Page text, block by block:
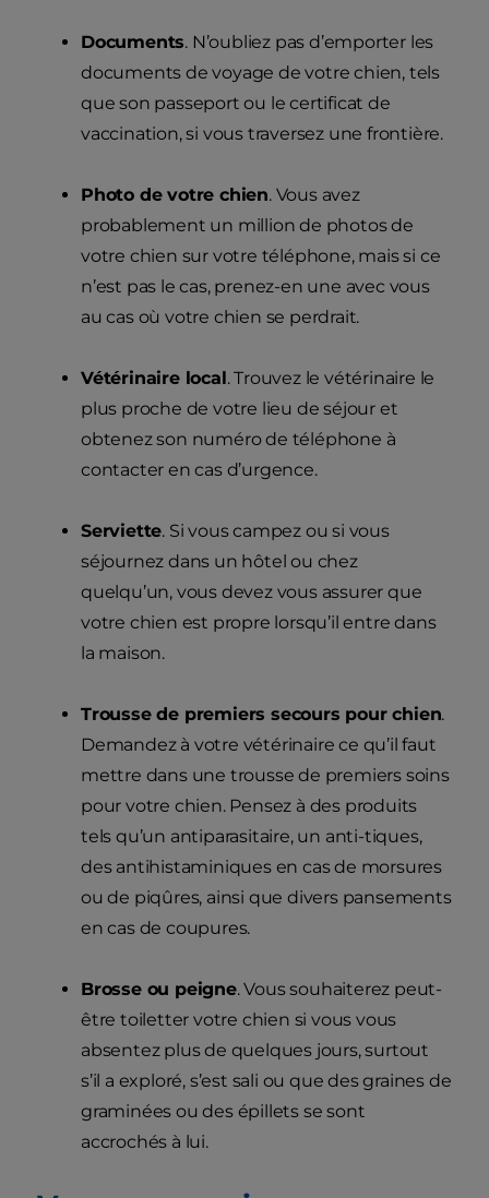
Documents. N’oubliez pas d’emporter les
documents de voyage de votre chien, tels
que son passeport ou le certificat de
vaccination, si vous traversez une frontière.
Photo de votre chien. Vous avez
probablement un million de photos de
votre chien sur votre téléphone, mais si ce
n’est pas le cas, prenez-en une avec vous
au cas où votre chien se perdrait.
Vétérinaire local. Trouvez le vétérinaire le
plus proche de votre lieu de séjour et
obtenez son numéro de téléphone à
contacter en cas d’urgence.
Serviette. Si vous campez ou si vous
séjournez dans un hôtel ou chez
quelqu’un, vous devez vous assurer que
votre chien est propre lorsqu’il entre dans
la maison.
Trousse de premiers secours pour chien.
Demandez à votre vétérinaire ce qu’il faut
mettre dans une trousse de premiers soins
pour votre chien. Pensez à des produits
tels qu’un antiparasitaire, un anti-tiques,
des antihistaminiques en cas de morsures
ou de piqûres, ainsi que divers pansements
en cas de coupures.
Brosse ou peigne. Vous souhaiterez peut-
être toiletter votre chien si vous vous
absentez plus de quelques jours, surtout
s’il a exploré, s’est sali ou que des graines de
graminées ou des épillets se sont
accrochés à lui.